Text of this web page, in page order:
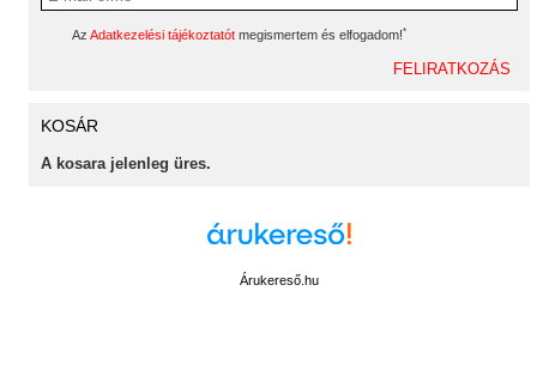
Az Adatkezelési tájékoztatót megismertem és elfogadom!*
KOSÁR
A kosara jelenleg üres.
Árukereső.hu